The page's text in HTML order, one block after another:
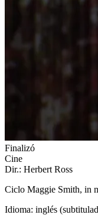
Finalizó
Cine
Dir.: Herbert Ross
Ciclo Maggie Smith, in
Idioma: inglés